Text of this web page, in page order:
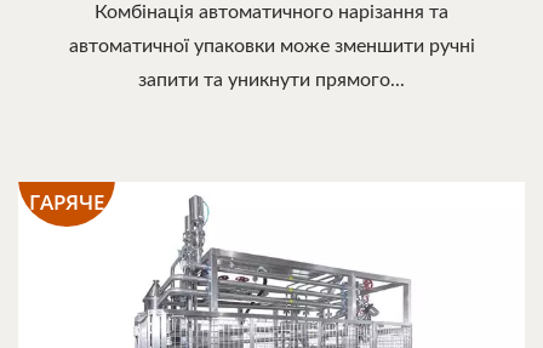
Комбінація автоматичного нарізання та
автоматичної упаковки може зменшити ручні
запити та уникнути прямого...
ГАРЯЧЕ